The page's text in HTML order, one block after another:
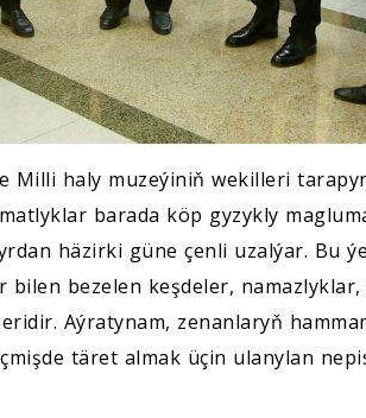
Milli haly muzeýiniň wekilleri
barada köp gyzykly
häzirki güne çenli uzalýar. Bu
bezelen keşdeler,
Aýratynam, zenanlaryň
täret almak üçin ulanylan